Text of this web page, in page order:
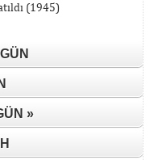
(1945)
»